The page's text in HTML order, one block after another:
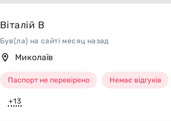
Віталій В
Був(ла) на сайті месяц назад
Миколаїв
Паспорт не перевірено Немає відгуків
+13